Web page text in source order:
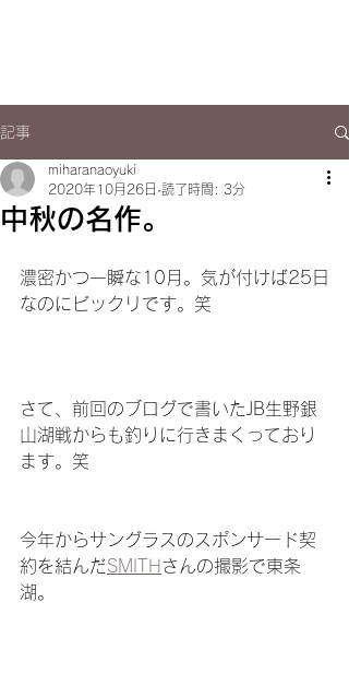
記事
中秋の名作。
miharanaoyuki
2020年10月26日 読了時間: 3分
濃密かつ一瞬な10月。気が付けば25日
なのにビックリです。笑
さて、前回のブログで書いたJB生野銀
山湖戦からも釣りに行きまくっており
ます。笑
今年からサングラスのスポンサード契
約を結んだSMITH さんの撮影で東条
湖。